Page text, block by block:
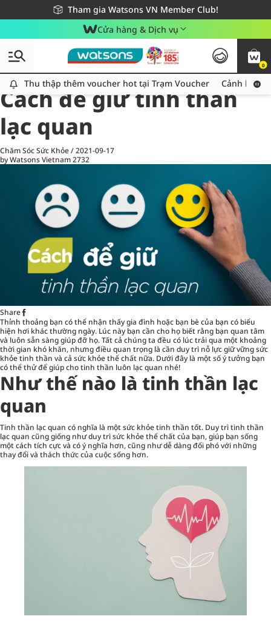
Tham gia Watsons VN Member Club!
Miễn phí giao hàng cho đơn hàng từ 249,000Đ
Giao hàng nhanh 24h - Áp dụng khu vực TP. Hồ Chí Minh
Cửa hàng & Dịch vụ
0
Thu thập thêm voucher hot tại Trạm Voucher
Thu thập thêm voucher hot tại Trạm Voucher Cảnh báo
All
Chăm Sóc Cá Nhân
Cách để giữ tinh thần
lạc quan
Chăm Sóc Sức Khỏe/2021-09-17
by Watsons Vietnam2732
Share
Thỉnh thoảng bạn có thể nhận thấy gia đình hoặc bạn bè của bạn có biểu
hiện hơi khác thường ngày. Lúc này bạn cần cho họ biết rằng bạn quan tâm
và luôn sẵn sàng giúp đỡ họ. Tất cả chúng ta đều có lúc trải qua một khoảng
thời gian khó khăn, nhưng điều quan trọng là cần duy trì nỗ lực giữ vững sức
khỏe tinh thần và cả sức khỏe thể chất nữa. Dưới đây là một số ý tưởng bạn
có thể thử để giúp cho tinh thần luôn lạc quan nhé!
Như thế nào là tinh thần lạc
quan
Tinh thần lạc quan có nghĩa là một sức khỏe tinh thần tốt. Duy trì tinh thần
lạc quan cũng giống như duy trìsức khỏe thể chấtcủa bạn, giúp bạn sống
một cách tích cực và có ý nghĩa hơn, cũng như dễ dàng đối phó với những
thay đổi và thách thức của cuộc sống hơn.